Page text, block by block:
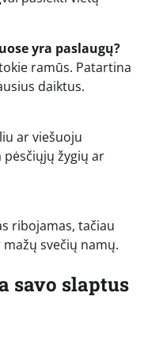
yra paslaugų?
ramūs. Patartina
daiktus.
ar viešuoju
žygių ar
ribojamas, tačiau
svečių namų.
savo slaptus